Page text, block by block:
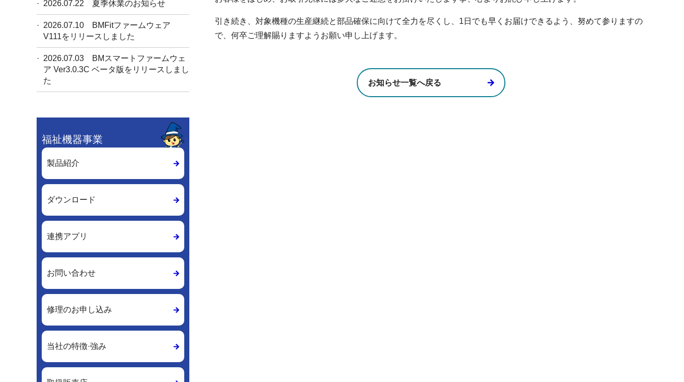
2026.07.22 夏季休業のお知らせ
2026.07.10
BMFitファームウェア
V111をリリースしました
2026.07.03
BMスマートファームウェ
ア Ver3.0.3C ベータ版をリリースしまし
た
福祉機器事業
製品紹介
ダウンロード
連携アプリ
お問い合わせ
修理のお申し込み
当社の特徴·強み
引き続き、対象機種の生産継続と部品確保に向けて全力を尽くし、1日でも早くお届けできるよう、努めて参りますの
で、何卒ご理解賜りますようお願い申し上げます。
お知らせ一覧へ戻る